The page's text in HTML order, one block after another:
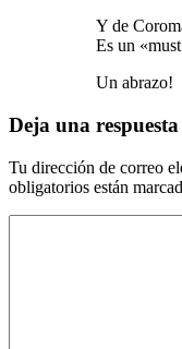
Y de
Es un
Un abrazo!
Deja una respuesta
Tu dirección de correo
obligatorios están